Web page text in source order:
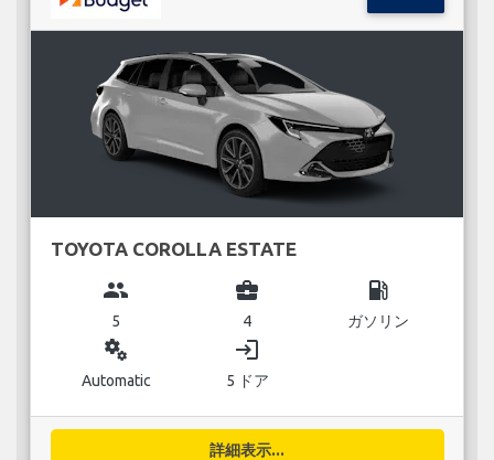
TOYOTA COROLLA ESTATE
group
5
business_center
4
local_gas_station
ガソリン
miscellaneous_services
Automatic
login
5 ドア
詳細表示...